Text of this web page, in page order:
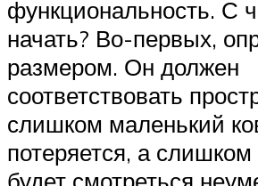
функциональность. С
начать? Во-первых,
размером. Он должен
соответствовать
слишком маленький
потеряется, а